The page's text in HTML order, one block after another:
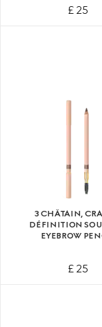
£ 25
3 CHÂTAIN,
DÉFINITION
EYEBROW
£ 25